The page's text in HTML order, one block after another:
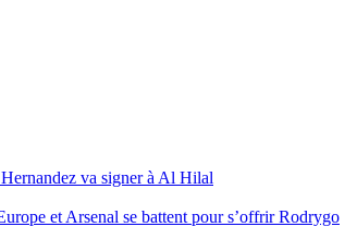
va signer à Al Hilal
et Arsenal se battent pour s’offrir Rodrygo